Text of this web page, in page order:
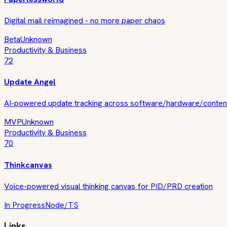
Digital mail reimagined - no more paper chaos
BetaUnknown
Productivity & Business
72
Update Angel
AI-powered update tracking across software/hardware/
MVPUnknown
Productivity & Business
70
Thinkcanvas
Voice-powered visual thinking canvas for PID/PRD creation
In ProgressNode/TS